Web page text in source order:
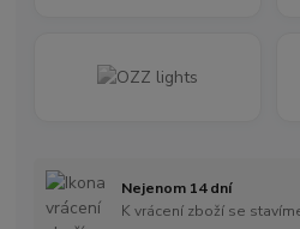
Nejenom 14 dní
K vrácení zboží se